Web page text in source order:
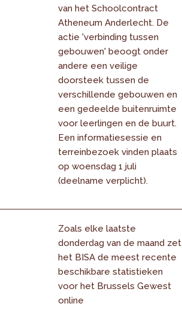
van het Schoolcontract
Atheneum Anderlecht. De
actie 'verbinding tussen
gebouwen' beoogt onder
andere een veilige
doorsteek tussen de
verschillende gebouwen en
een gedeelde buitenruimte
voor leerlingen en de buurt.
Een informatiesessie en
terreinbezoek vinden plaats
op woensdag 1 juli
(deelname verplicht).
Zoals elke laatste
donderdag van de maand zet
het BISA de meest recente
beschikbare statistieken
voor het Brussels Gewest
online